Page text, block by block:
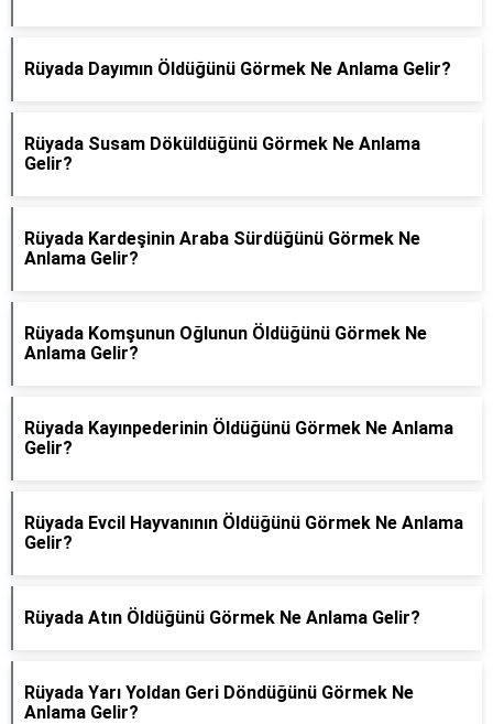
Rüyada Dayımın Öldüğünü Görmek Ne Anlama Gelir?
Rüyada Susam Döküldüğünü Görmek Ne Anlama
Gelir?
Rüyada Kardeşinin Araba Sürdüğünü Görmek Ne
Anlama Gelir?
Rüyada Komşunun Oğlunun Öldüğünü Görmek Ne
Anlama Gelir?
Rüyada Kayınpederinin Öldüğünü Görmek Ne Anlama
Gelir?
Rüyada Evcil Hayvanının Öldüğünü Görmek Ne Anlama
Gelir?
Rüyada Atın Öldüğünü Görmek Ne Anlama Gelir?
Rüyada Yarı Yoldan Geri Döndüğünü Görmek Ne
Anlama Gelir?